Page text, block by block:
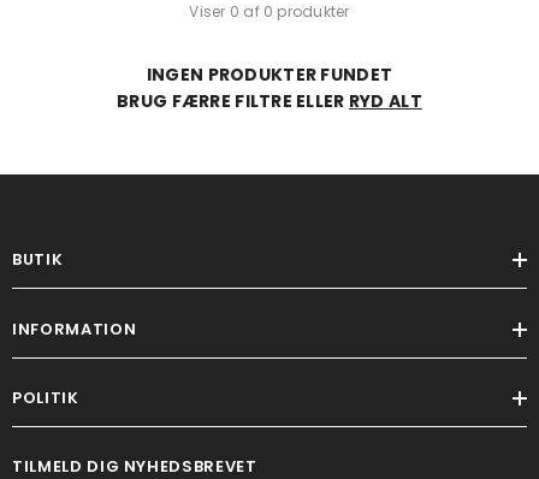
Viser 0 af 0 produkter
INGEN PRODUKTER FUNDET
BRUG FÆRRE FILTRE ELLER RYD ALT
BUTIK
INFORMATION
POLITIK
TILMELD DIG NYHEDSBREVET